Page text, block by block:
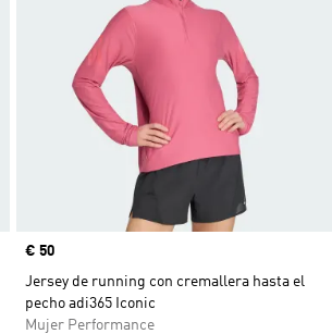
Precio
€ 50
Jersey de running con cremallera hasta el
pecho adi365 Iconic
Mujer Performance